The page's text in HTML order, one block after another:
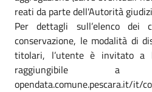
reati da parte dell'Autorità
Per dettagli sull’elenco
conservazione, le modalità di
titolari, l’utente è invitato a
raggiungibile
opendata.comune.pescara.it/it/